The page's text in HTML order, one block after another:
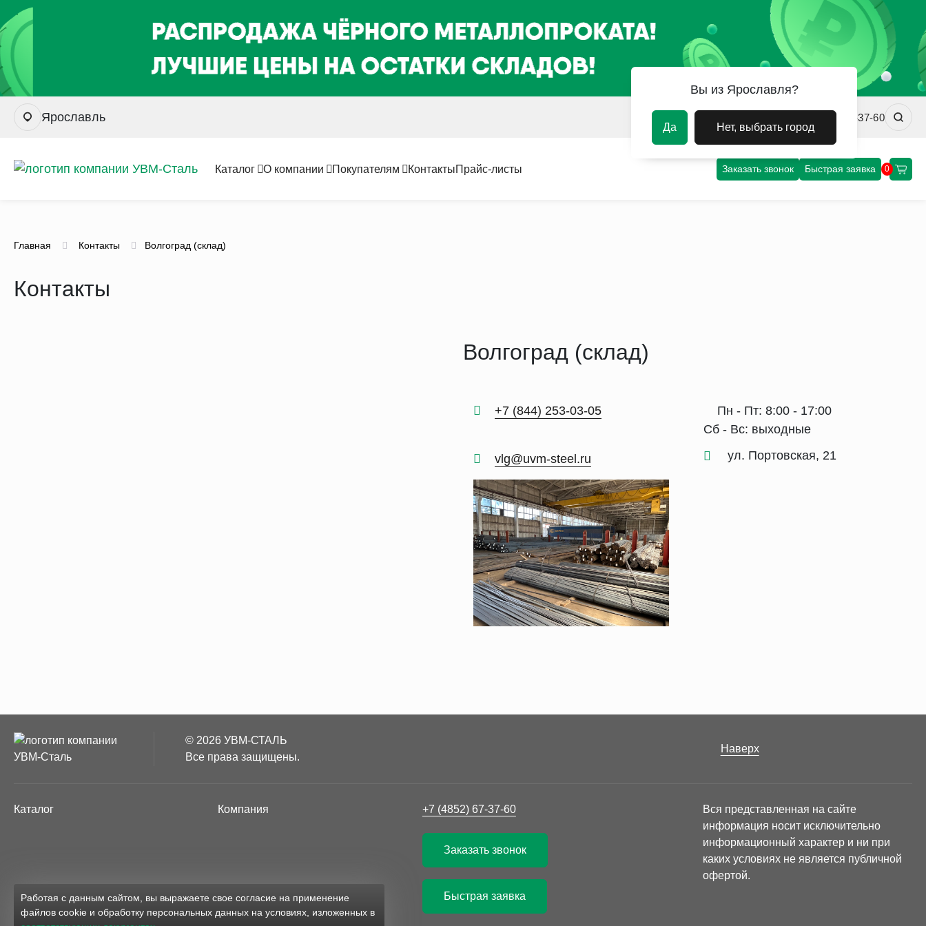
Ярославль +7 (4852) 67-37-60
Каталог О компании Покупателям КонтактыПрайс-листы Заказать звонок Быстрая заявка 0
Главная Контакты Волгоград (склад)
Контакты
Волгоград (склад)
+7 (844) 253-03-05
Пн - Пт: 8:00 - 17:00
Сб - Вс: выходные
vlg@uvm-steel.ru ул. Портовская, 21
© 2026 УВМ-СТАЛЬ
Все права защищены.
Наверх
Каталог Компания +7 (4852) 67-37-60
Заказать звонок
Быстрая заявка
Вся представленная на сайте
информация носит исключительно
информационный характер и ни при
каких условиях не является публичной
офертой.
Вы из Ярославля?
Да Нет, выбрать город
Работая с данным сайтом, вы выражаете свое согласие на применение
файлов cookie и обработку персональных данных на условиях, изложенных в